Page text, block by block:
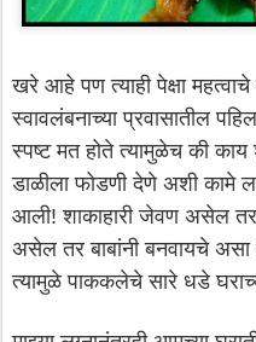
खरे आहे पण त्याही पेक्षा
स्वावलंबनाच्या प्रवासातील
स्पष्ट मत होते त्यामुळेच की
डाळीला फोडणी देणे अशी कामे
आली! शाकाहारी जेवण असेल
असेल तर बाबांनी बनवायचे असा
त्यामुळे पाककलेचे सारे धडे